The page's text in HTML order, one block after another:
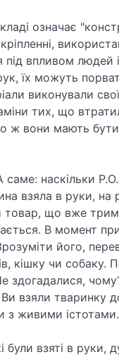
означає
під впливом людей
їх можуть
виконували
тих, що
ж вони мають
наскільки
взяла в руки, на
товар, що вже
В момент
його,
кішку чи собаку.
здогадалися,
взяли тваринку
з живими істотами.
були взяті в руки,